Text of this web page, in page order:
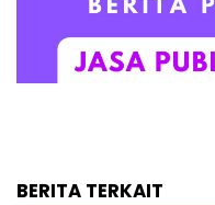
BERITA TERKAIT